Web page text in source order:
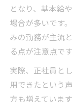
となり、基本給
場合が多いです
みの勤務が主流
る点が注意点です
実際、正社員と
用できたという
方も増えていま